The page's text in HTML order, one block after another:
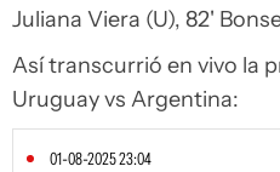
Juliana Viera (U), 82'
Así transcurrió en vivo la
Uruguay vs Argentina:
01-08-2025 23:04